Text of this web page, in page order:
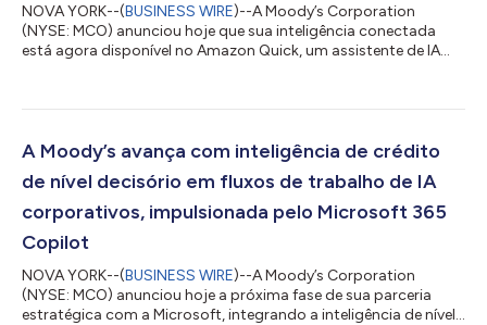
NOVA YORK--(BUSINESS WIRE)--A Moody’s Corporation
(NYSE: MCO) anunciou hoje que sua inteligência conectada
está agora disponível no Amazon Quick, um assistente de IA
Protocol). A integração dá aos clientes que operam no Amazon
Moody's Ratings, bem como dados curados da Moody's sobre
mais de 600 milhões de entidades públicas...
A Moody’s avança com inteligência de crédito
de nível decisório em fluxos de trabalho de IA
corporativos, impulsionada pelo Microsoft 365
Copilot
NOVA YORK--(BUSINESS WIRE)--A Moody’s Corporation
(NYSE: MCO) anunciou hoje a próxima fase de sua parceria
estratégica com a Microsoft, integrando a inteligência de nível